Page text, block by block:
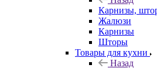
Карнизы,
Жалюзи
Карнизы
Шторы
Товары для кухни
Назад